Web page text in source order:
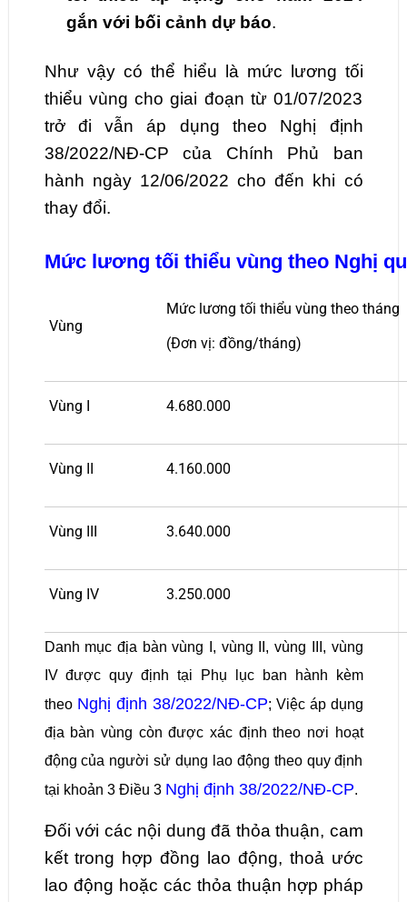
gắn với bối cảnh dự báo.
Như vậy có thể hiểu là mức lương tối
thiểu vùng cho giai đoạn từ 01/07/2023
trở đi vẫn áp dụng theo Nghị định
38/2022/NĐ-CP của Chính Phủ ban
hành ngày 12/06/2022 cho đến khi có
thay đổi.
Mức lương tối thiểu vùng theo Nghị
Vùng
Mức lương tối thiểu vùng theo tháng
(Đơn vị: đồng/tháng)
Vùng I 4.680.000
Vùng II 4.160.000
Vùng III 3.640.000
Vùng IV 3.250.000
Danh mục địa bàn vùng I, vùng II, vùng III, vùng
IV được quy định tại Phụ lục ban hành kèm
theo Nghị định 38/2022/NĐ-CP; Việc áp dụng
địa bàn vùng còn được xác định theo nơi hoạt
động của người sử dụng lao động theo quy định
tại khoản 3 Điều 3 Nghị định 38/2022/NĐ-CP.
Đối với các nội dung đã thỏa thuận, cam
kết trong hợp đồng lao động, thoả ước
lao động hoặc các thỏa thuận hợp pháp